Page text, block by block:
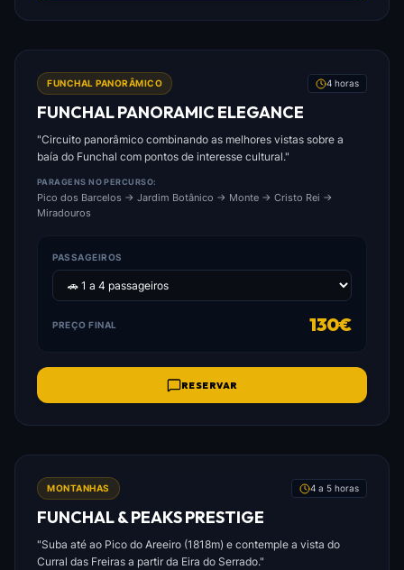
FUNCHAL PANORÂMICO
4 horas
FUNCHAL PANORAMIC ELEGANCE
"Circuito panorâmico combinando as melhores vistas sobre a
baía do Funchal com pontos de interesse cultural."
PARAGENS NO PERCURSO:
Pico dos Barcelos → Jardim Botânico → Monte → Cristo Rei →
Miradouros
PASSAGEIROS
PREÇO FINAL 130€
RESERVAR
MONTANHAS
4 a 5 horas
FUNCHAL & PEAKS PRESTIGE
"Suba até ao Pico do Areeiro (1818m) e contemple a vista do
Curral das Freiras a partir da Eira do Serrado."